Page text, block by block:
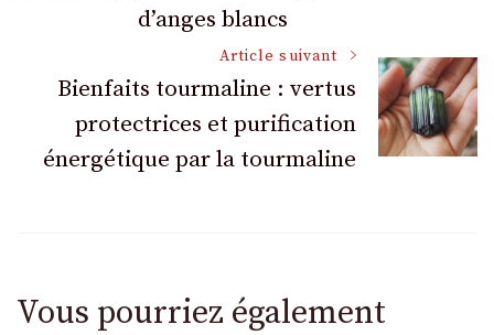
articlesd’anges blancs
Article suivant
Bienfaits tourmaline : vertus
protectrices et purification
énergétique par la tourmaline
Vous pourriez également